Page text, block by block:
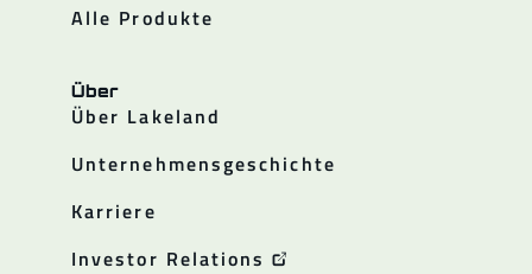
Alle Produkte
Über
Über Lakeland
Unternehmensgeschichte
Karriere
Investor Relations